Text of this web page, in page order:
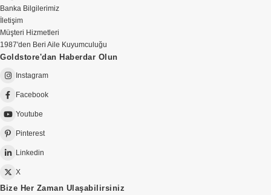
Banka Bilgilerimiz
İletişim
Müşteri Hizmetleri
1987'den Beri Aile Kuyumculuğu
Goldstore'dan Haberdar Olun
Instagram
Facebook
Youtube
Pinterest
Linkedin
X
Bize Her Zaman Ulaşabilirsiniz